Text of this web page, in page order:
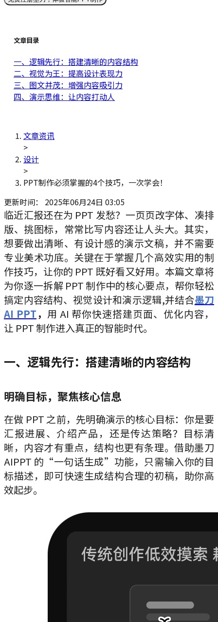
文章目录
一、逻辑先行：搭建清晰的内容结构
二、视觉为王：提高设计表现力
三、图文并茂：增强内容吸引力
四、演示思维：让内容打动人
文章资讯
>
设计
>
PPT制作必须掌握的4个技巧，一次学会！
更新时间： 2025年06月24日 03:05
临近汇报还在为 PPT 发愁？一页页改字体、凑排
版、挑图标，常常比写内容还让人头大。其实，
想要做出清晰、有设计感的演示文稿，并不需要
专业美术功底。关键在于掌握几个高效实用的制
作技巧，让你的 PPT 既好看又好用。本篇文章将
为你逐一拆解 PPT 制作中的核心要点，帮你轻松
搞定内容结构、视觉设计和演示逻辑,并结合墨刀
AI PPT ， 用 AI 帮你快速搭建页面、优化内容，
让 PPT 制作进入真正的智能时代。
一、逻辑先行：搭建清晰的内容结构
明确目标，聚焦核心信息
在做 PPT 之前，先明确演示的核心目标：你是要
汇报进展、介绍产品，还是传达策略？目标清
晰，内容才有重点，结构也更有条理。借助墨刀
AIPPT 的“一句话生成”功能，只需输入你的目
标描述，即可快速生成结构合理的初稿，助你高
效起步。